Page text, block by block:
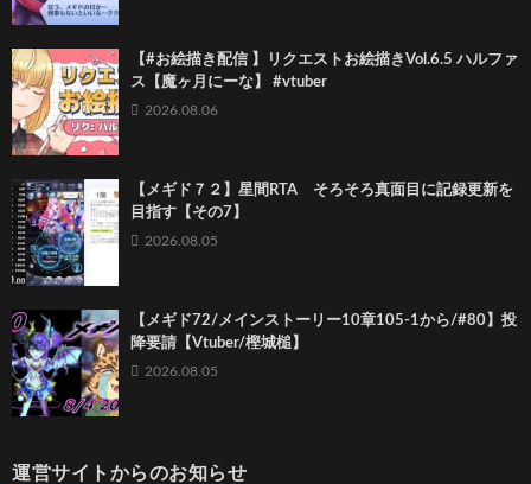
【#お絵描き配信 】リクエストお絵描きVol.6.5 ハルファ
ス【魔ヶ月にーな】 #vtuber
2026.08.06
【メギド７２】星間RTA そろそろ真面目に記録更新を
目指す【その7】
2026.08.05
【メギド72/メインストーリー10章105-1から/#80】投
降要請【Vtuber/樫城槌】
2026.08.05
運営サイトからのお知らせ